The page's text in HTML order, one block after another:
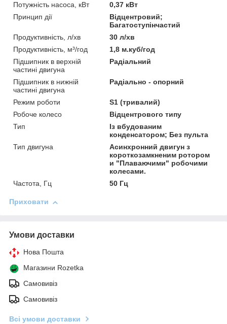
Потужність насоса, кВт
0,37 кВт
Принцип дії
Відцентровий;
Багатоступінчастий
Продуктивність, л/хв
30 л/хв
Продуктивність, м³/год
1,8 м.куб/год
Підшипник в верхній
частині двигуна
Радіальний
Підшипник в нижній
частині двигуна
Радіально - опорний
Режим роботи
S1 (тривалий)
Робоче колесо
Відцентрового типу
Тип
Із вбудованим
конденсатором; Без пульта
Тип двигуна
Асинхронний двигун з
короткозамкненим ротором
и "Плаваючими" робочими
колесами.
Частота, Гц
50 Гц
Приховати
Умови доставки
Нова Пошта
Магазини Rozetka
Самовивіз
Самовивіз
Всі умови доставки